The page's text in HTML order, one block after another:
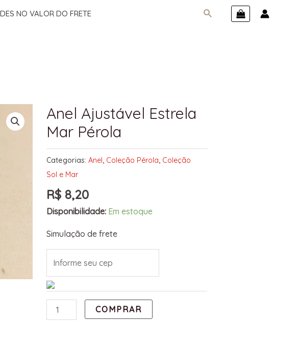
NO VALOR DO FRETE
Anel Ajustável Estrela
Mar Pérola
Categorias:Anel Coleção Pérola Coleção
Sol e Mar
R$ 8,20
Disponibilidade: Em estoque
Simulação de frete
COMPRAR